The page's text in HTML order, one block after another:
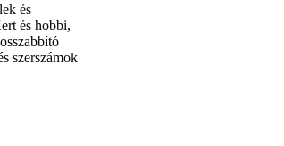
és
és hobbi,
szerszámok